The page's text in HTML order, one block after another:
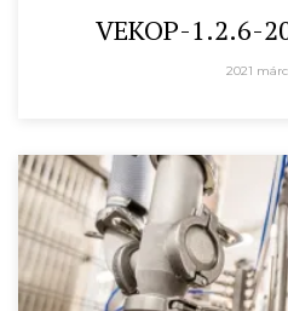
VEKOP-1.2.6-
2021